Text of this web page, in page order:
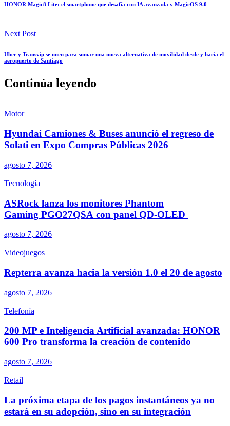
HONOR Magic8 Lite: el smartphone que desafía con IA avanzada y MagicOS 9.0
Next Post
Uber y Transvip se unen para sumar una nueva alternativa de movilidad desde y hacia el
aeropuerto de Santiago
Continúa leyendo
Motor
Hyundai Camiones & Buses anunció el regreso de
Solati en Expo Compras Públicas 2026
agosto 7, 2026
Tecnología
ASRock lanza los monitores Phantom
Gaming PGO27QSA con panel QD-OLED
agosto 7, 2026
Videojuegos
Repterra avanza hacia la versión 1.0 el 20 de agosto
agosto 7, 2026
Telefonía
200 MP e Inteligencia Artificial avanzada: HONOR
600 Pro transforma la creación de contenido
agosto 7, 2026
Retail
La próxima etapa de los pagos instantáneos ya no
estará en su adopción, sino en su integración